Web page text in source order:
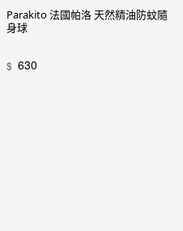
Parakito 法國帕洛 天然精油防蚊隨
身球
$ 630